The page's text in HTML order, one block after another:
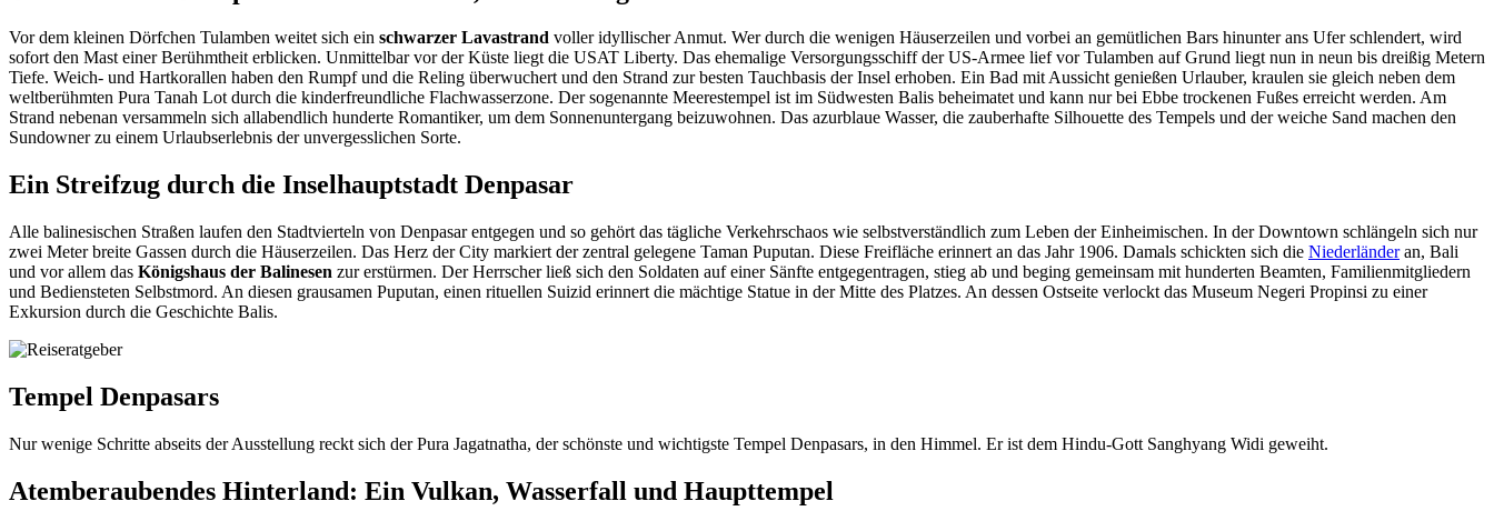
Vor dem kleinen Dörfchen Tulamben weitet sich ein schwarzer Lavastrand voller idyllischer Anmut. Wer durch die wenigen Häuserzeilen und vorbei an gemütlichen Bars hinunter ans Ufer schlendert, wird
sofort den Mast einer Berühmtheit erblicken. Unmittelbar vor der Küste liegt die USAT Liberty. Das ehemalige Versorgungsschiff der US-Armee lief vor Tulamben auf Grund liegt nun in neun bis dreißig Metern
Tiefe. Weich- und Hartkorallen haben den Rumpf und die Reling überwuchert und den Strand zur besten Tauchbasis der Insel erhoben. Ein Bad mit Aussicht genießen Urlauber, kraulen sie gleich neben dem
weltberühmten Pura Tanah Lot durch die kinderfreundliche Flachwasserzone. Der sogenannte Meerestempel ist im Südwesten Balis beheimatet und kann nur bei Ebbe trockenen Fußes erreicht werden. Am
Strand nebenan versammeln sich allabendlich hunderte Romantiker, um dem Sonnenuntergang beizuwohnen. Das azurblaue Wasser, die zauberhafte Silhouette des Tempels und der weiche Sand machen den
Sundowner zu einem Urlaubserlebnis der unvergesslichen Sorte.
Ein Streifzug durch die Inselhauptstadt Denpasar
Alle balinesischen Straßen laufen den Stadtvierteln von Denpasar entgegen und so gehört das tägliche Verkehrschaos wie selbstverständlich zum Leben der Einheimischen. In der Downtown schlängeln sich nur
zwei Meter breite Gassen durch die Häuserzeilen. Das Herz der City markiert der zentral gelegene Taman Puputan. Diese Freifläche erinnert an das Jahr 1906. Damals schickten sich die Niederländeran, Bali
und vor allem das Königshaus der Balinesen zur erstürmen. Der Herrscher ließ sich den Soldaten auf einer Sänfte entgegentragen, stieg ab und beging gemeinsam mit hunderten Beamten, Familienmitgliedern
und Bediensteten Selbstmord. An diesen grausamen Puputan, einen rituellen Suizid erinnert die mächtige Statue in der Mitte des Platzes. An dessen Ostseite verlockt das Museum Negeri Propinsi zu einer
Exkursion durch die Geschichte Balis.
Tempel Denpasars
Nur wenige Schritte abseits der Ausstellung reckt sich der Pura Jagatnatha, der schönste und wichtigste Tempel Denpasars, in den Himmel. Er ist dem Hindu-Gott Sanghyang Widi geweiht.
Atemberaubendes Hinterland: Ein Vulkan, Wasserfall und Haupttempel